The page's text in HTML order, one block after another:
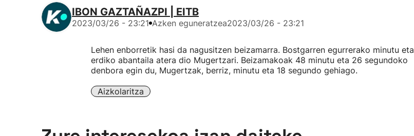
IBON GAZTAÑAZPI | EITB
2023/03/26 - 23:21 Azken eguneratzea2023/03/26 - 23:21
Lehen enborretik hasi da nagusitzen beizamarra. Bostgarren egurrerako minutu eta
erdiko abantaila atera dio Mugertzari. Beizamakoak 48 minutu eta 26 segundoko
denbora egin du, Mugertzak, berriz, minutu eta 18 segundo gehiago.
Aizkolaritza